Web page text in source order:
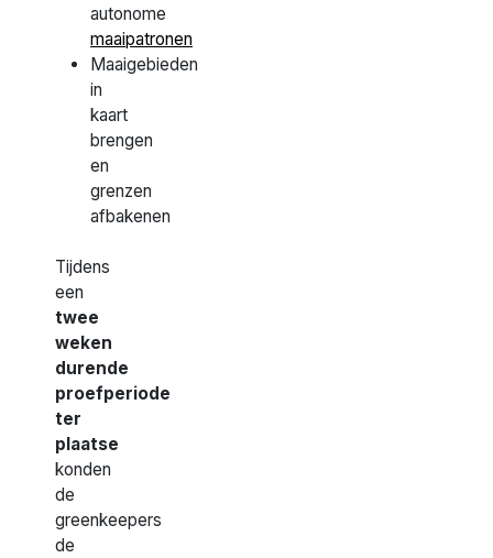
autonome
maaipatronen
Maaigebieden
in
kaart
brengen
en
grenzen
afbakenen
Tijdens
een
twee
weken
durende
proefperiode
ter
plaatse
konden
de
greenkeepers
de